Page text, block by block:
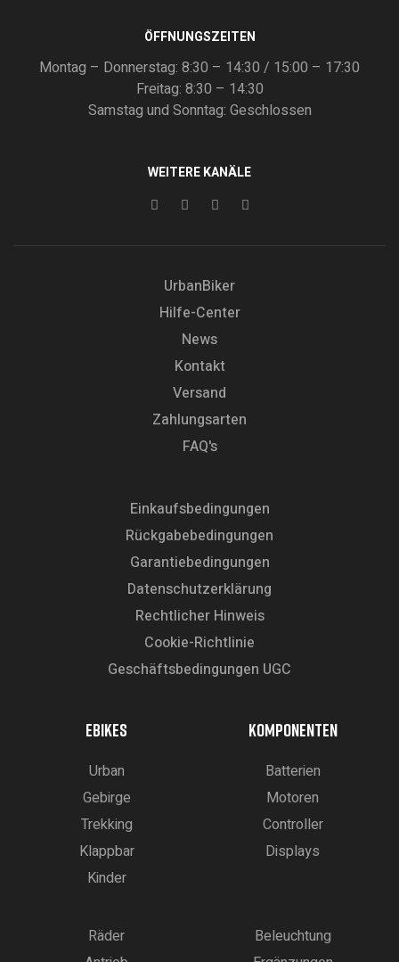
ÖFFNUNGSZEITEN
Montag – Donnerstag: 8:30 – 14:30 / 15:00 – 17:30
Freitag: 8:30 – 14:30
Samstag und Sonntag: Geschlossen
WEITERE KANÄLE
UrbanBiker
Hilfe-Center
News
Kontakt
Versand
Zahlungsarten
FAQ's
Einkaufsbedingungen
Rückgabebedingungen
Garantiebedingungen
Datenschutzerklärung
Rechtlicher Hinweis
Cookie-Richtlinie
Geschäftsbedingungen UGC
EBIKES
Urban
Gebirge
Trekking
Klappbar
Kinder
KOMPONENTEN
Batterien
Motoren
Controller
Displays
Räder
Beleuchtung